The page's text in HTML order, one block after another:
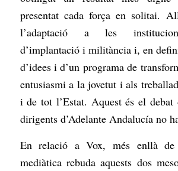
presentat cada força en solitai.
l’adaptació a les
d’implantació i militància i, en
d’idees i d’un programa de
entusiasmi a la jovetut i als
i de tot l’Estat. Aquest és el debat
dirigents d’Adelante Andalucía no
En relació a Vox, més enllà de
mediàtica rebuda aquests dos